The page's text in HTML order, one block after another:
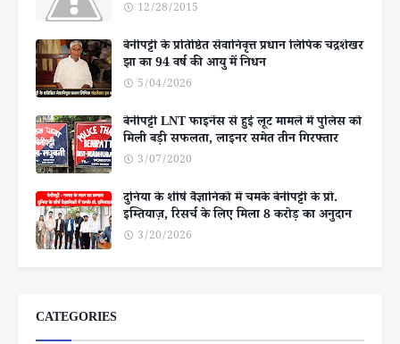
12/28/2015
बेनीपट्टी के प्रतिष्ठित सेवानिवृत्त प्रधान लिपिक चंद्रशेखर
झा का 94 वर्ष की आयु में निधन
5/04/2026
बेनीपट्टी LNT फाइनेंस से हुई लूट मामले में पुलिस को
मिली बड़ी सफलता, लाइनर समेत तीन गिरफ्तार
3/07/2020
दुनिया के शीर्ष वैज्ञानिकों में चमके बेनीपट्टी के प्रो.
इम्तियाज़, रिसर्च के लिए मिला 8 करोड़ का अनुदान
3/20/2026
CATEGORIES